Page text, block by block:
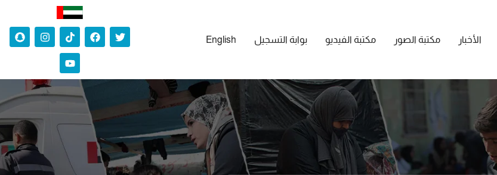
الأخبار مكتبة الصور مكتبة الفيديو بوابة التسجيل English